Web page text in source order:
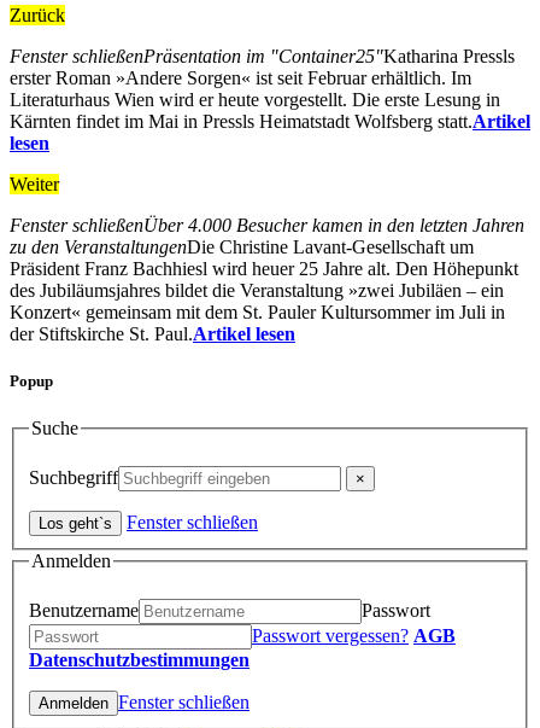
Zurück
Fenster schließenPräsentation im "Container25"Katharina Pressls
erster Roman »Andere Sorgen« ist seit Februar erhältlich. Im
Literaturhaus Wien wird er heute vorgestellt. Die erste Lesung in
Kärnten findet im Mai in Pressls Heimatstadt Wolfsberg statt.Artikel
lesen
Weiter
Fenster schließenÜber 4.000 Besucher kamen in den letzten Jahren
zu den VeranstaltungenDie Christine Lavant-Gesellschaft um
Präsident Franz Bachhiesl wird heuer 25 Jahre alt. Den Höhepunkt
des Jubiläumsjahres bildet die Veranstaltung »zwei Jubiläen – ein
Konzert« gemeinsam mit dem St. Pauler Kultursommer im Juli in
der Stiftskirche St. Paul.Artikel lesen
Popup
Suche
Suchbegriff
Fenster schließen
Anmelden
Benutzername
Passwort
Passwort vergessen? AGB
Datenschutzbestimmungen
Fenster schließen